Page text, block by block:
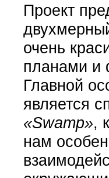
Проект
очень
планами и
Главной
является
«Swamp»,
нам